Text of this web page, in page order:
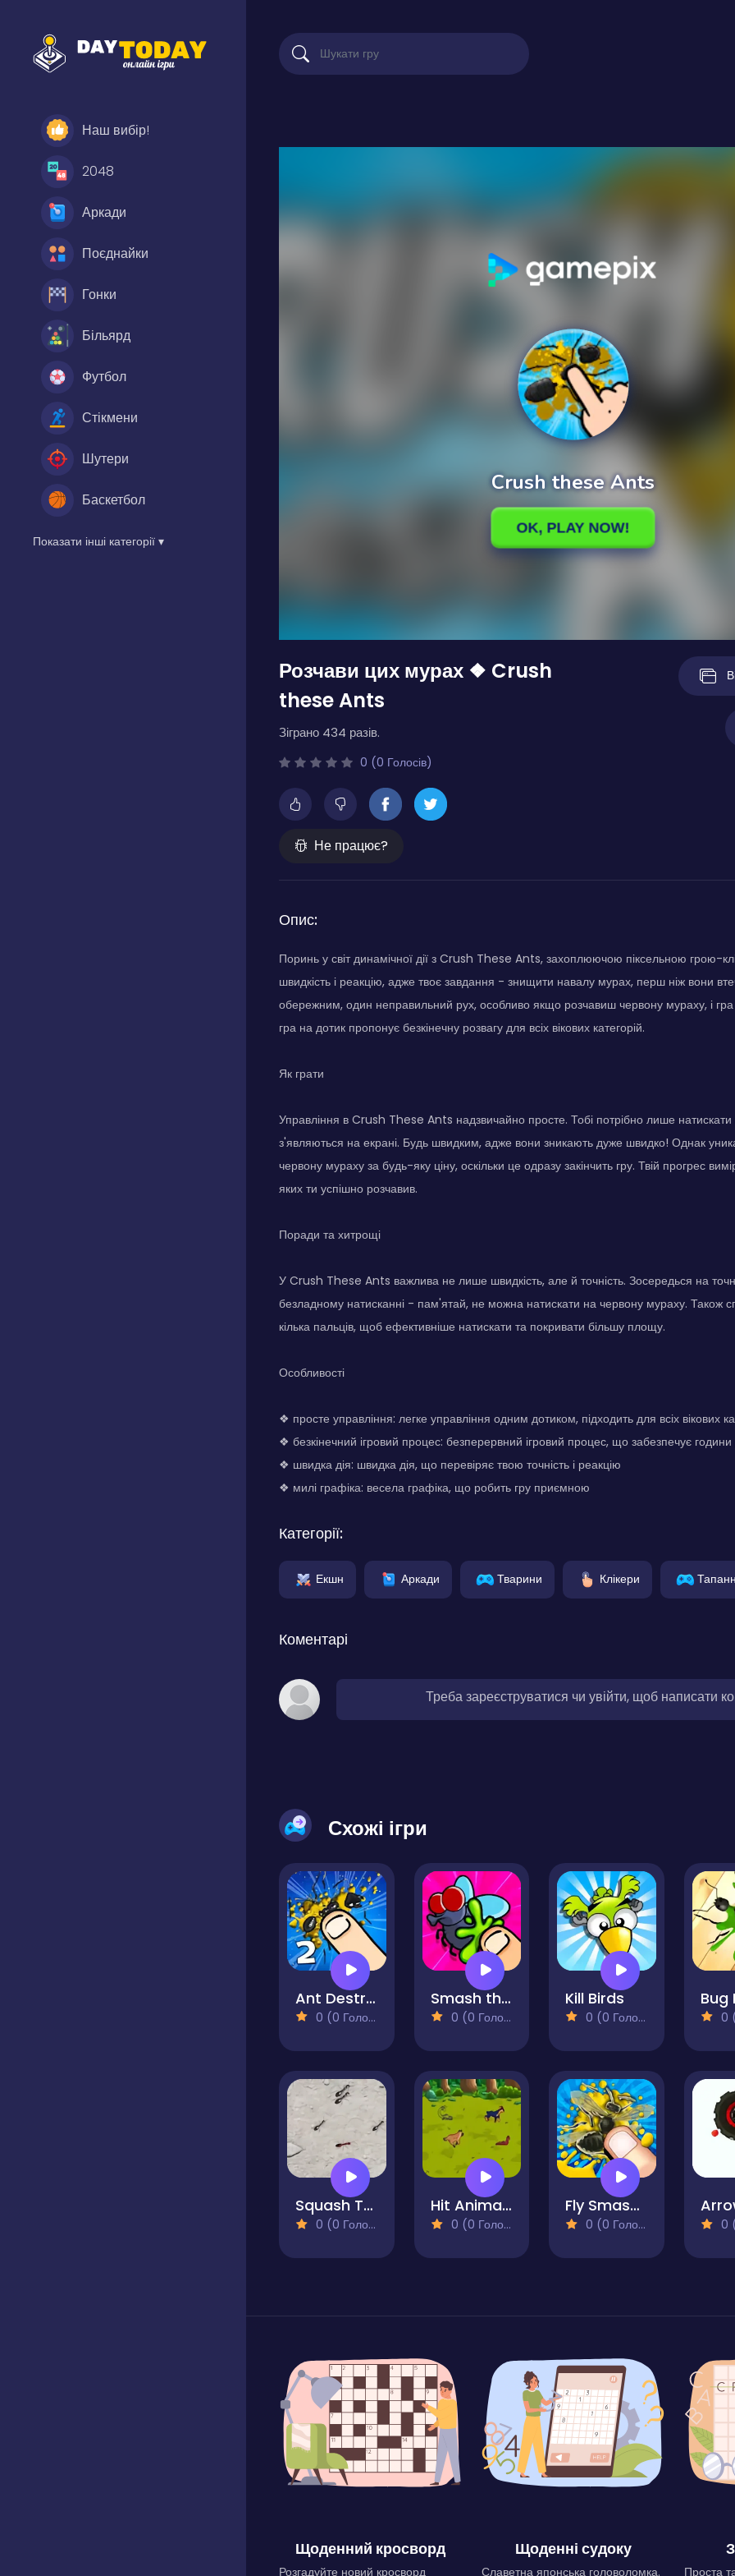
Наш вибір!
2048
Аркади
Поєднайки
Гонки
Більярд
Футбол
Стікмени
Шутери
Баскетбол
Показати інші категорії ▾
Розчави цих мурах ❖ Crush
these Ants
Зіграно 434 разів.
0 (0 Голосів)
Не працює?
Опис:
Поринь у світ динамічної дії з Crush These Ants, захоплюючою піксельною грою-
швидкість і реакцію, адже твоє завдання - знищити навалу мурах, перш ніж вони
обережним, один неправильний рух, особливо якщо розчавиш червону мураху, і
гра на дотик пропонує безкінечну розвагу для всіх вікових категорій.
Як грати
Управління в Crush These Ants надзвичайно просте. Тобі потрібно лише
з'являються на екрані. Будь швидким, адже вони зникають дуже швидко! Однак
червону мураху за будь-яку ціну, оскільки це одразу закінчить гру. Твій прогрес
яких ти успішно розчавив.
Поради та хитрощі
У Crush These Ants важлива не лише швидкість, але й точність. Зосередься на
безладному натисканні - пам'ятай, не можна натискати на червону мураху. Також
кілька пальців, щоб ефективніше натискати та покривати більшу площу.
Особливості
❖ просте управління: легке управління одним дотиком, підходить для всіх вікових
❖ безкінечний ігровий процес: безперервний ігровий процес, що забезпечує години
❖ швидка дія: швидка дія, що перевіряє твою точність і реакцію
❖ милі графіка: весела графіка, що робить гру приємною
Категорії:
Екшн Аркади Тварини Клікери
Коментарі
Треба зареєструватися чи увійти, щоб написати
Схожі ігри
Ant Destroyer 2
0 (0 Голосів)
Smash the Flies
0 (0 Голосів)
Kill Birds
0 (0 Голосів) 0
Squash These Ants 2
0 (0 Голосів)
Hit Animals
0 (0 Голосів)
Fly SmasherZ
0 (0 Голосів) 0
Щоденний кросворд
Розгадуйте новий кросворд
Щоденні судоку
Славетна японська головоломка. Проста